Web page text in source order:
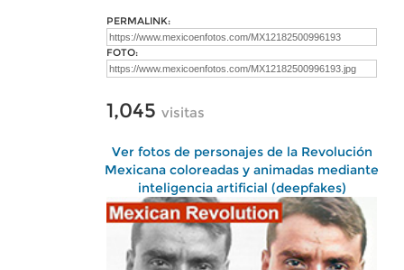
PERMALINK:
FOTO:
1,045 visitas
Ver fotos de personajes de la Revolución
Mexicana coloreadas y animadas mediante
inteligencia artificial (deepfakes)